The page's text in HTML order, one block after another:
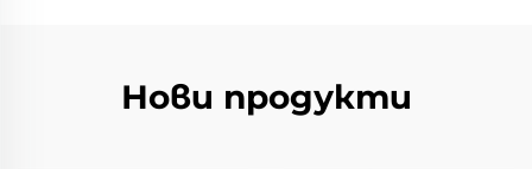
Нови продукти